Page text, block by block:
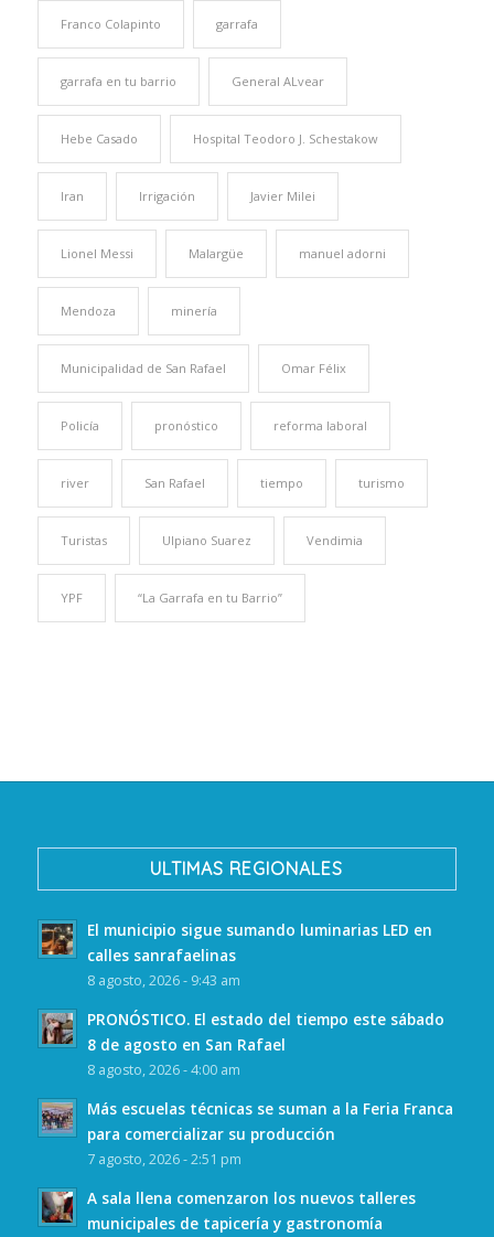
Franco Colapinto garrafa
garrafa en tu barrio General ALvear
Hebe Casado Hospital Teodoro J. Schestakow
Iran Irrigación Javier Milei
Lionel Messi Malargüe manuel adorni
Mendoza minería
Municipalidad de San Rafael Omar Félix
Policía pronóstico reforma laboral
river San Rafael tiempo turismo
Turistas Ulpiano Suarez Vendimia
YPF “La Garrafa en tu Barrio”
ULTIMAS REGIONALES
El municipio sigue sumando luminarias LED en
calles sanrafaelinas
8 agosto, 2026 - 9:43 am
PRONÓSTICO. El estado del tiempo este sábado
8 de agosto en San Rafael
8 agosto, 2026 - 4:00 am
Más escuelas técnicas se suman a la Feria Franca
para comercializar su producción
7 agosto, 2026 - 2:51 pm
A sala llena comenzaron los nuevos talleres
municipales de tapicería y gastronomía